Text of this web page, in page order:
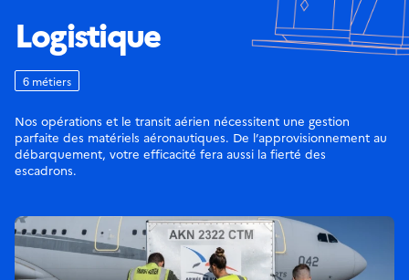
Logistique
6 métiers
Nos opérations et le transit aérien nécessitent une gestion
parfaite des matériels aéronautiques. De l’approvisionnement au
débarquement, votre efficacité fera aussi la fierté des
escadrons.